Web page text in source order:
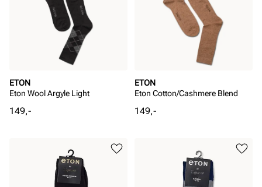
ETON
Eton Wool Argyle Light
Pris
149,-
ETON
Eton Cotton/Cashmere Blend
Pris
149,-